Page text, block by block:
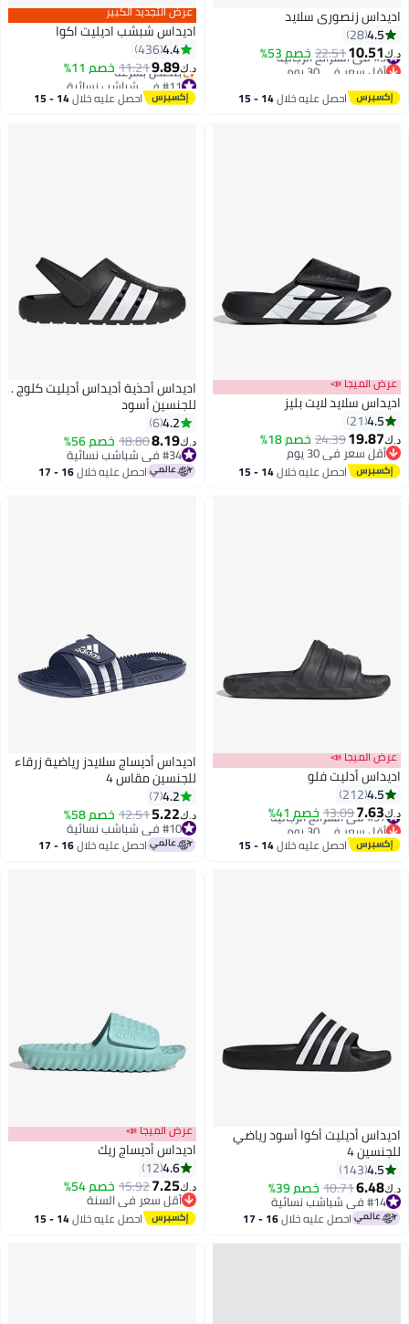
اديداس زنصوري سلايد
4.5
28
د.ك‏10.51
22.51خصم 53% #3 في الشرائح الرجالية
أقل سعر في 30 يوم
#3 في الشرائح الرجالية
احصل عليه خلال 14 - 15
3
عرض التجديد الكبير
اديداس شبشب اديليت اكوا
4.4
436
د.ك‏9.89
11.21خصم 11%
#11 في شباشب نسائية
أقل سعر في 7 يوم
بتخلّص بسرعة
احصل عليه خلال 14 - 15
3
عرض الميجا 📣
اديداس سلايد لايت بليز
4.5
21
د.ك‏19.87
24.39خصم 18%
أقل سعر في 30 يوم
أقل سعر في 30 يوماحصل عليه خلال 14 - 15
اديداس أحذية أديداس أديليت كلوج .
للجنسين أسود
4.2
6
د.ك‏8.19
18.80خصم 56%
#34 في شباشب نسائية
#34 في شباشب نسائية احصل عليه خلال 16 - 17
عرض الميجا 📣
اديداس أدليت فلو
4.5
212
د.ك‏7.63
13.09خصم 41% #37 في الشرائح الرجالية
أقل سعر في 30 يوم
#37 في الشرائح الرجالية احصل عليه خلال 14 - 15
اديداس أديساج سلايدز رياضية زرقاء
للجنسين مقاس 4
4.2
7
د.ك‏5.22
12.51خصم 58%
#10 في شباشب نسائية
#10 في شباشب نسائية احصل عليه خلال 16 - 17
اديداس أديليت أكوا أسود رياضي
للجنسين 4
4.5
143
د.ك‏6.48
10.71خصم 39%
#14 في شباشب نسائية
#14 في شباشب نسائية احصل عليه خلال 16 - 17
4
عرض الميجا 📣
اديداس أديساج ريك
4.6
12
د.ك‏7.25
15.92خصم 54%
أقل سعر في السنة
أقل سعر في السنة
احصل عليه خلال 14 - 15